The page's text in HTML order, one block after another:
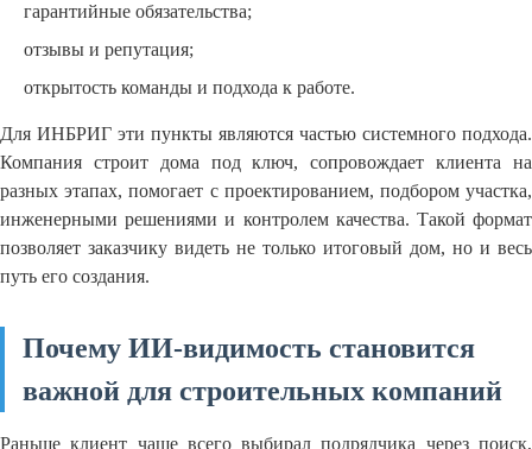
гарантийные обязательства;
отзывы и репутация;
открытость команды и подхода к работе.
Для ИНБРИГ эти пункты являются частью системного подхода.
Компания строит дома под ключ, сопровождает клиента на
разных этапах, помогает с проектированием, подбором участка,
инженерными решениями и контролем качества. Такой формат
позволяет заказчику видеть не только итоговый дом, но и весь
путь его создания.
Почему ИИ-видимость становится
важной для строительных компаний
Раньше клиент чаще всего выбирал подрядчика через поиск,